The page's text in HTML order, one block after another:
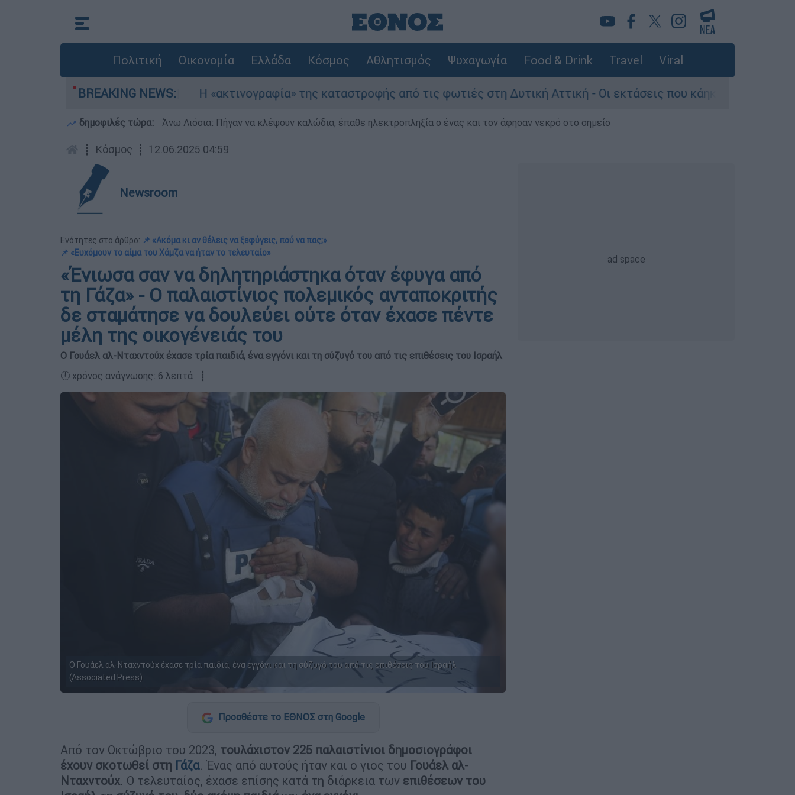
Πολιτική Οικονομία Ελλάδα Κόσμος Αθλητισμός Ψυχαγωγία Food & Drink Travel Viral
BREAKING NEWS:
Η «ακτινογραφία» της καταστροφής από τις φωτιές στη Δυτική Αττική - Οι εκτάσεις που κάηκαν και η επόμενη μέρα του
δημοφιλές τώρα: Άνω Λιόσια: Πήγαν να κλέψουν καλώδια, έπαθε ηλεκτροπληξία ο ένας και τον άφησαν νεκρό στο σημείο
┋ Κόσμος ┋ 12.06.2025 04:59
Newsroom
Ενότητες στο άρθρο: 📌 «Ακόμα κι αν θέλεις να ξεφύγεις, πού να πας;»
📌 «Ευχόμουν το αίμα του Χάμζα να ήταν το τελευταίο»
«Ένιωσα σαν να δηλητηριάστηκα όταν έφυγα από
τη Γάζα» - Ο παλαιστίνιος πολεμικός ανταποκριτής
δε σταμάτησε να δουλεύει ούτε όταν έχασε πέντε
μέλη της οικογένειάς του
Ο Γουάελ αλ-Νταχντούχ έχασε τρία παιδιά, ένα εγγόνι και τη σύζυγό του από τις επιθέσεις του Ισραήλ
🕛 χρόνος ανάγνωσης: 6 λεπτά ┋
Ο Γουάελ αλ-Νταχντούχ έχασε τρία παιδιά, ένα εγγόνι και τη σύζυγό του από τις επιθέσεις του Ισραήλ
(Associated Press)
Προσθέστε το ΕΘΝΟΣ στη Google
Από τον Οκτώβριο του 2023, τουλάχιστον 225 παλαιστίνιοι δημοσιογράφοι
έχουν σκοτωθεί στη Γάζα. Ένας από αυτούς ήταν και ο γιος του Γουάελ αλ-
Νταχντούχ. Ο τελευταίος, έχασε επίσης κατά τη διάρκεια των επιθέσεων του